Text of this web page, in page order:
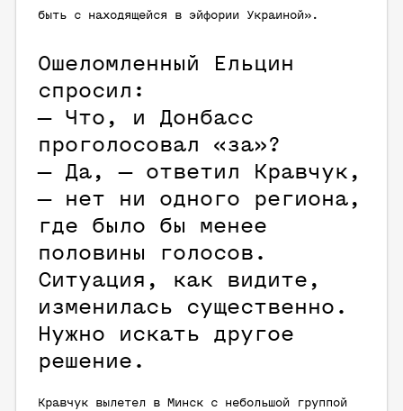
быть с находящейся в эйфории Украиной».
Ошеломленный Ельцин
спросил:
— Что, и Донбасс
проголосовал «за»?
— Да, — ответил Кравчук,
— нет ни одного региона,
где было бы менее
половины голосов.
Ситуация, как видите,
изменилась существенно.
Нужно искать другое
решение.
Кравчук вылетел в Минск с небольшой группой